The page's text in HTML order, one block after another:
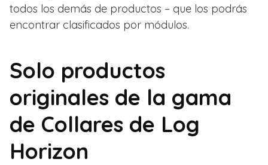
todos los demás de productos – que los podrás
encontrar clasificados por módulos.
Solo productos
originales de la gama
de Collares de Log
Horizon